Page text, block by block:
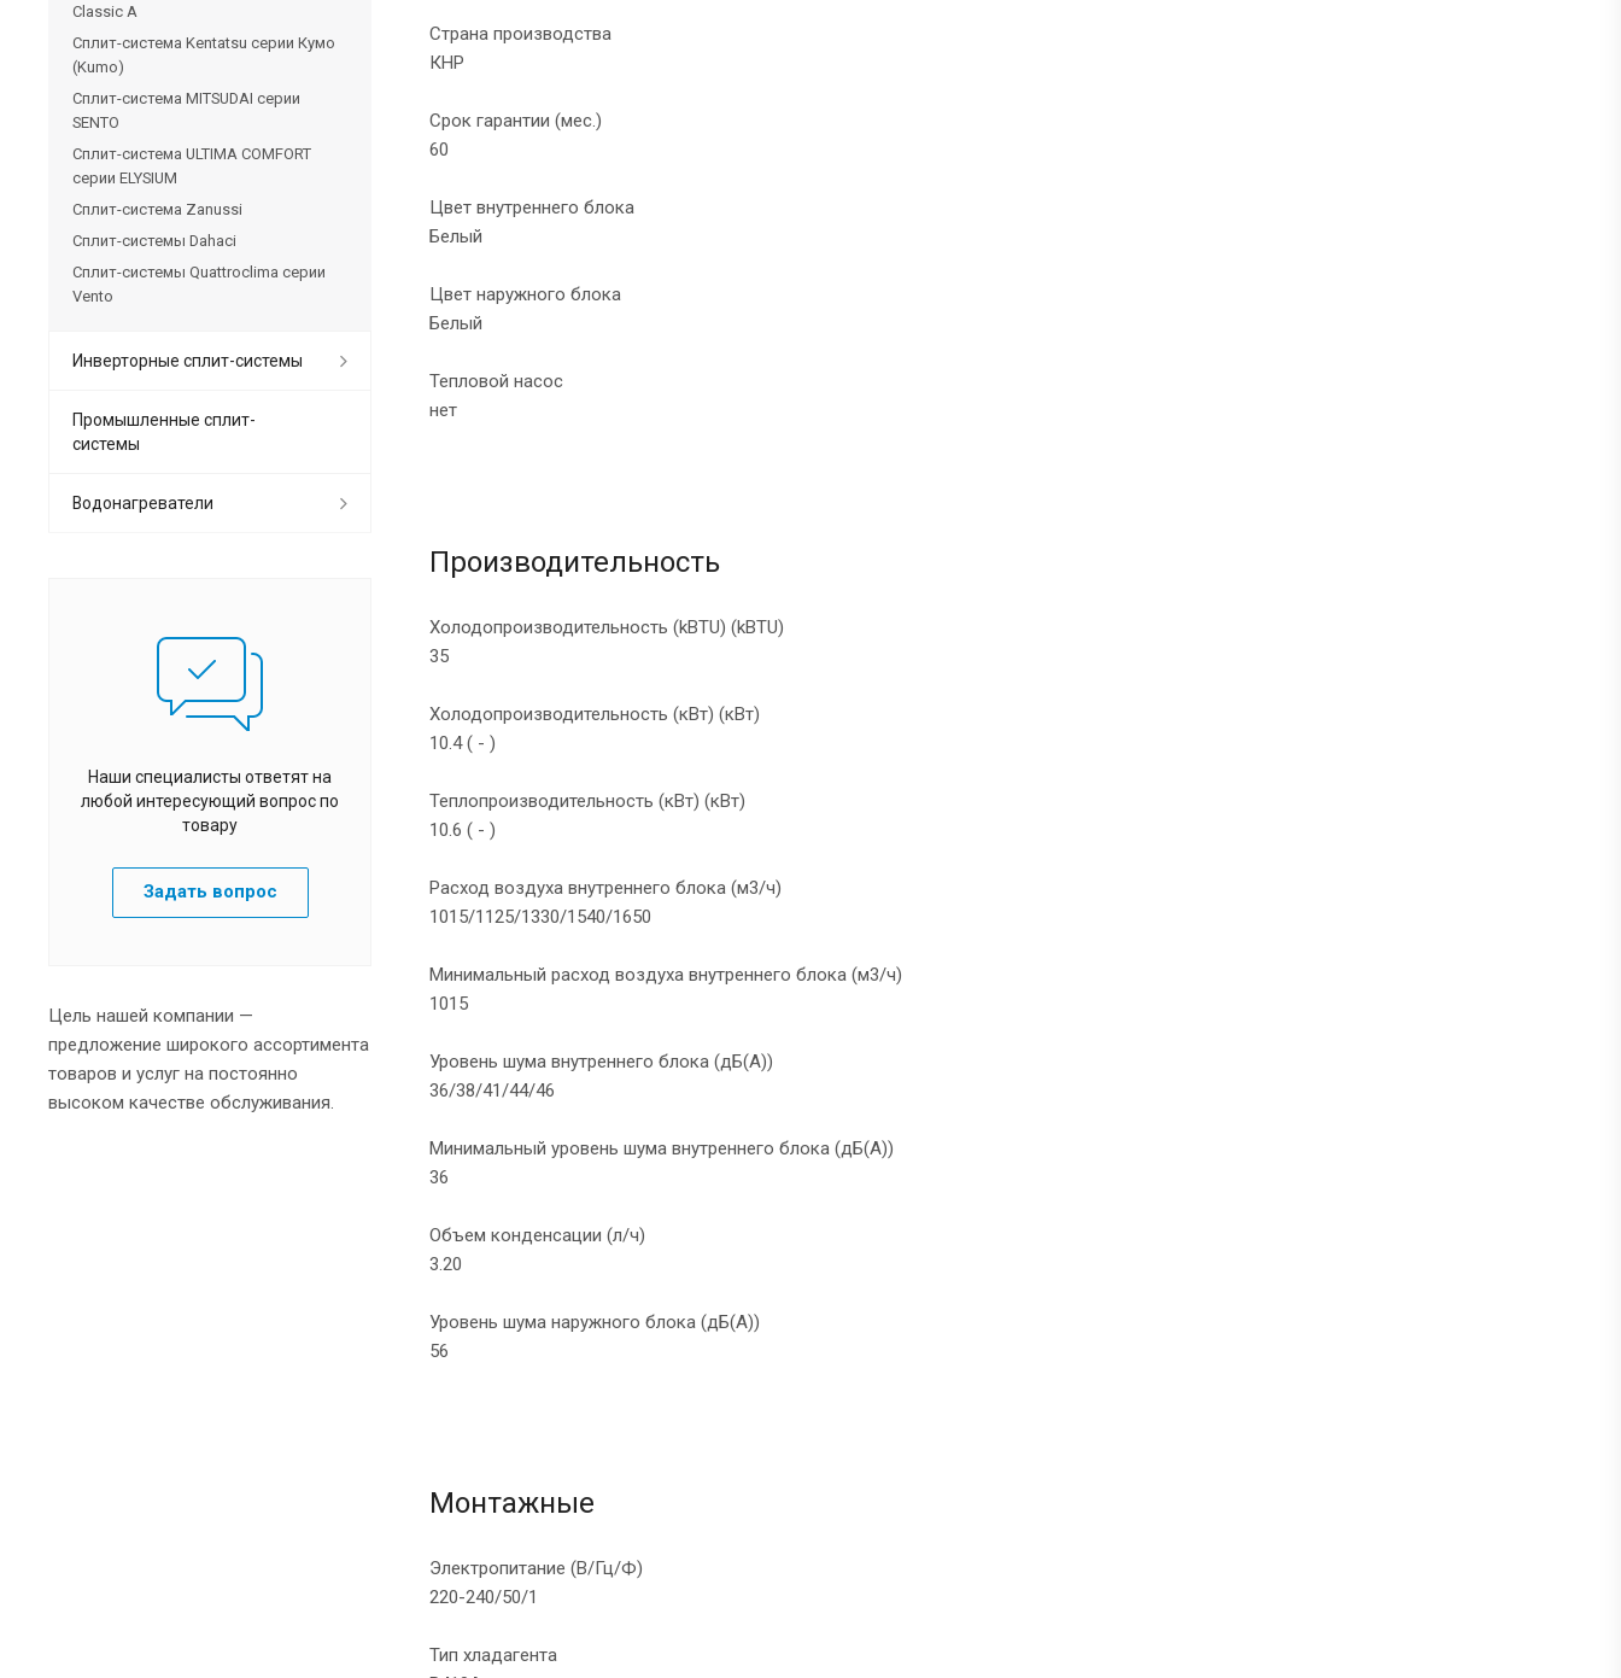
Страна производства
КНР
Срок гарантии (мес.)
60
Цвет внутреннего блока
Белый
Цвет наружного блока
Белый
Тепловой насос
нет
Производительность
Холодопроизводительность (kBTU) (kBTU)
35
Холодопроизводительность (кВт) (кВт)
10.4 ( - )
Теплопроизводительность (кВт) (кВт)
10.6 ( - )
Расход воздуха внутреннего блока (м3/ч)
1015/1125/1330/1540/1650
Минимальный расход воздуха внутреннего блока (м3/ч)
1015
Уровень шума внутреннего блока (дБ(А))
36/38/41/44/46
Минимальный уровень шума внутреннего блока (дБ(А))
36
Объем конденсации (л/ч)
3.20
Уровень шума наружного блока (дБ(А))
56
Монтажные
Электропитание (В/Гц/Ф)
220-240/50/1
Тип хладагента
Classic A
Сплит-система Kentatsu серии Кумо
(Kumo)
Сплит-система MITSUDAI серии
SENTO
Сплит-система ULTIMA COMFORT
серии ELYSIUM
Сплит-система Zanussi
Сплит-системы Dahaci
Сплит-системы Quattroclima серии
Vento
Инверторные сплит-системы
Промышленные сплит-
системы
Водонагреватели
Наши специалисты ответят на
любой интересующий вопрос по
товару
Задать вопрос
Цель нашей компании —
предложение широкого ассортимента
товаров и услуг на постоянно
высоком качестве обслуживания.